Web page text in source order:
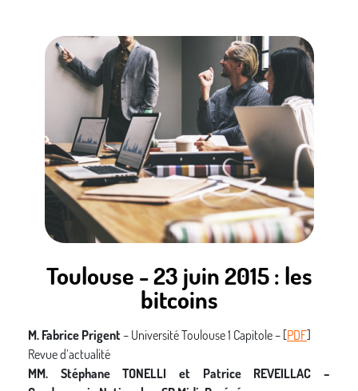
Christine Andreck, Thomas Arino, Rémy Blanchard
Mise en place d’une conformité CNIL dans un établissement
[PDF]
La présentation est un retour d’expérience sur les premières
étapes de la mise en oeuvre des procédures pour s’assurer de
la conformité d’un établissement public quant aux traitements
de données nominatives qui y sont réalisés.
Toulouse - 23 juin 2015 : les
bitcoins
M. Fabrice Prigent– Université Toulouse 1 Capitole – [PDF]
Revue d’actualité
MM. Stéphane TONELLI et Patrice REVEILLAC –